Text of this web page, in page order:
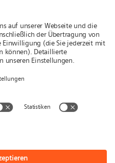
Folgen Sie uns